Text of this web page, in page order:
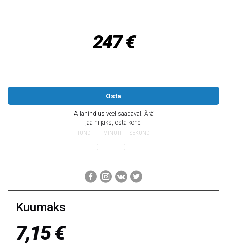
247 €
Allahindlus veel saadaval. Ärä
jää hiljaks, osta kohe!
TUNDI MINUTI SEKUNDI
: :
Kuumaks
7,15 €